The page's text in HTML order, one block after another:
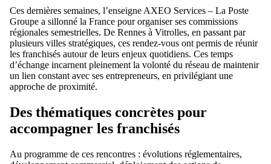
Ces dernières semaines, l’enseigne AXEO Services – La Poste
Groupe a sillonné la France pour organiser ses commissions
régionales semestrielles. De Rennes à Vitrolles, en passant par
plusieurs villes stratégiques, ces rendez-vous ont permis de réunir
les franchisés autour de leurs enjeux quotidiens. Ces temps
d’échange incarnent pleinement la volonté du réseau de maintenir
un lien constant avec ses entrepreneurs, en privilégiant une
approche de proximité.
Des thématiques concrètes pour
accompagner les franchisés
Au programme de ces rencontres : évolutions réglementaires,